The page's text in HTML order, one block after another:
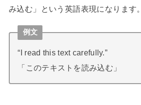
み込む」という英語表現になります。
例文
“I read this text carefully.”
「このテキストを読み込む」